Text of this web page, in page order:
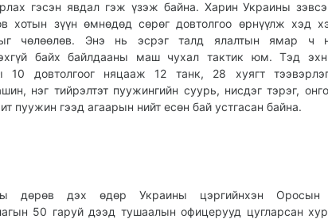
гэсэн явдал гэж үзэж байна. Харин Украины
хотын зүүн өмнөдөд сөрөг довтолгоо өрнүүлж хэд
чөлөөлөв. Энэ нь эсрэг талд ялалтын ямар ч
байх байлдааны маш чухал тактик юм. Тэд
10 довтолгоог няцааж 12 танк, 28 хуягт
нэг тийрэлтэт пуужингийн суурь, нисдэг тэрэг,
пуужин гээд агаарын нийт есөн бай устгасан байна.
дөрөв дэх өдөр Украины цэргийнхэн Оросын
50 гаруй дээд тушаалын офицерууд цугларсан